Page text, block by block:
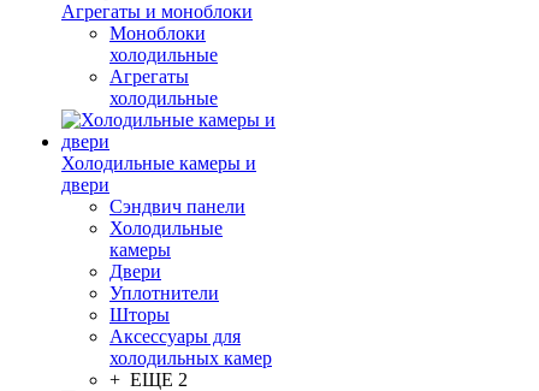
Агрегаты и моноблоки
Моноблоки
холодильные
Агрегаты
холодильные
Холодильные камеры и
двери
Сэндвич панели
Холодильные
камеры
Двери
Уплотнители
Шторы
Аксессуары для
холодильных камер
+ ЕЩЕ 2